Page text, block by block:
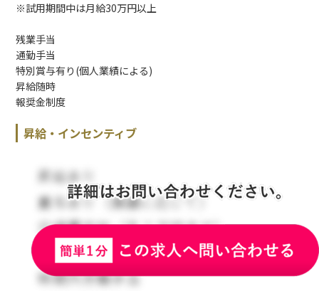
※試用期間中は月給30万円以上
残業手当
通勤手当
特別賞与有り(個人業績による)
昇給随時
報奨金制度
昇給・インセンティブ